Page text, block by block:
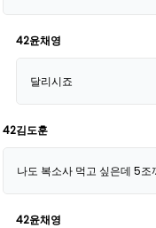
42윤채영
달리시죠
42김도훈
나도 복소사 먹고 싶은데 5조
42윤채영